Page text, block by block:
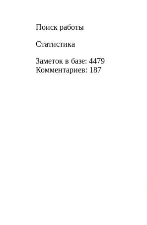
Поиск работы
Статистика
Заметок в базе: 4479
Комментариев: 187